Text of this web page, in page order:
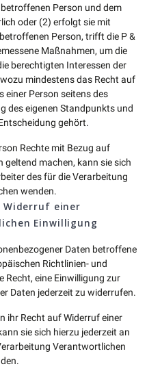
Person und dem
oder (2) erfolgt sie mit
Person, trifft die P &
Maßnahmen, um die
berechtigten Interessen der
mindestens das Recht auf
einer Person seitens des
des eigenen Standpunkts und
gehört.
Rechte mit Bezug auf
machen, kann sie sich
des für die Verarbeitung
wenden.
einer
Einwilligung
Daten betroffene
Richtlinien- und
eine Einwilligung zur
Daten jederzeit zu widerrufen.
ihr Recht auf Widerruf einer
sie sich hierzu jederzeit an
Verantwortlichen